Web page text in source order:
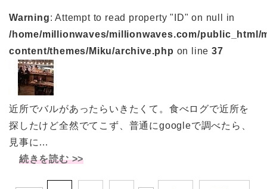
Warning: Attempt to read property "ID" on null in
/home/millionwaves/millionwaves.com/public_html/
content/themes/Miku/archive.php on line37
近所でバルがあったらいきたくて。食べログで近所を
探したけど全然でてこず、普通にgoogleで調べたら、
見事に…
続きを読む >>